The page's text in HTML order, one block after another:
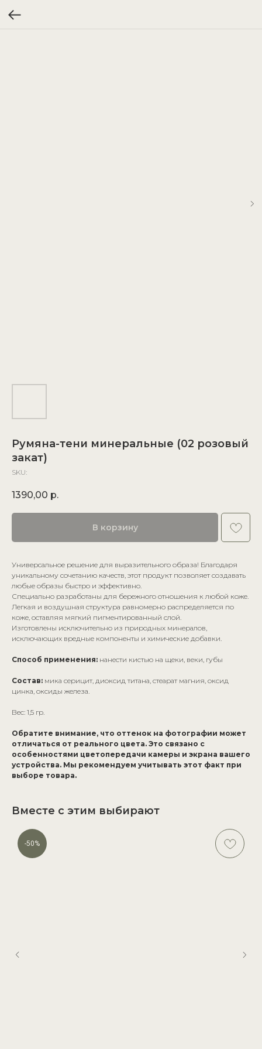
Румяна-тени минеральные (02 розовый
закат)
SKU:
1390,00 р.
В корзину
Универсальное решение для выразительного образа! Благодаря
уникальному сочетанию качеств, этот продукт позволяет создавать
любые образы быстро и эффективно.
Специально разработаны для бережного отношения к любой коже.
Легкая и воздушная структура равномерно распределяется по
коже, оставляя мягкий пигментированный слой.
Изготовлены исключительно из природных минералов,
исключающих вредные компоненты и химические добавки.
Способ применения: нанести кистью на щеки, веки, губы
Состав: мика серицит, диоксид титана, стеарат магния, оксид
цинка, оксиды железа.
Вес: 1,5 гр.
Обратите внимание, что оттенок на фотографии может
отличаться от реального цвета. Это связано с
особенностями цветопередачи камеры и экрана вашего
устройства. Мы рекомендуем учитывать этот факт при
выборе товара.
Вместе с этим выбирают
-50%